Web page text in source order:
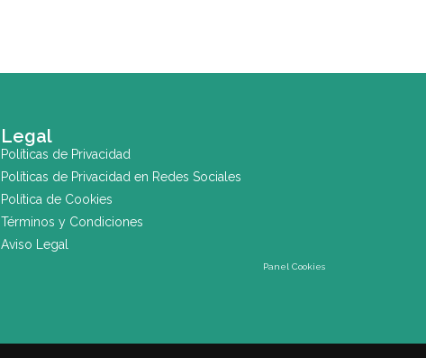
Legal
Políticas de Privacidad
Políticas de Privacidad en Redes Sociales
Política de Cookies
Términos y Condiciones
Aviso Legal
Panel Cookies